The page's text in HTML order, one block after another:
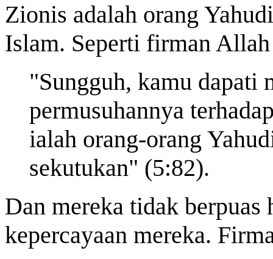
Zionis adalah orang
Islam. Seperti firman
"Sungguh, kamu dapati
permusuhannya
ialah orang-orang
sekutukan" (5:82).
Dan mereka tidak
kepercayaan mereka.